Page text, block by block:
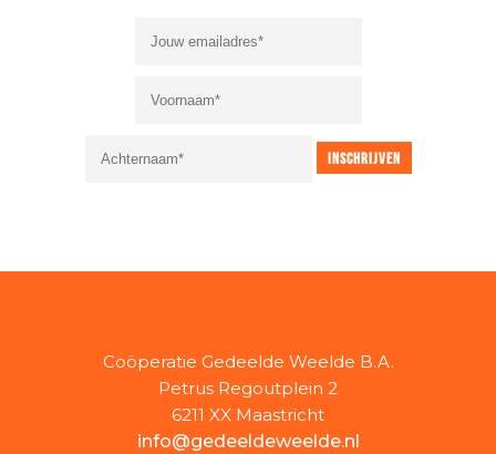
Coöperatie Gedeelde Weelde B.A.
Petrus Regoutplein 2
6211 XX Maastricht
info@gedeeldeweelde.nl